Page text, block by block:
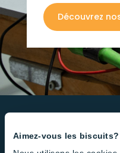
Aimez-vous les biscuits?
Découvrez
Des produits